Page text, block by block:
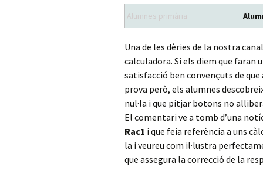
Alumnes primària
Una de les dèries de la nostra
calculadora. Si els diem que faran
satisfacció ben convençuts de
prova però, els alumnes
nul·la i que pitjar botons no
El comentari ve a tomb d’una
Rac1 i que feia referència a uns
la i veureu com il·lustra
que assegura la correcció de la